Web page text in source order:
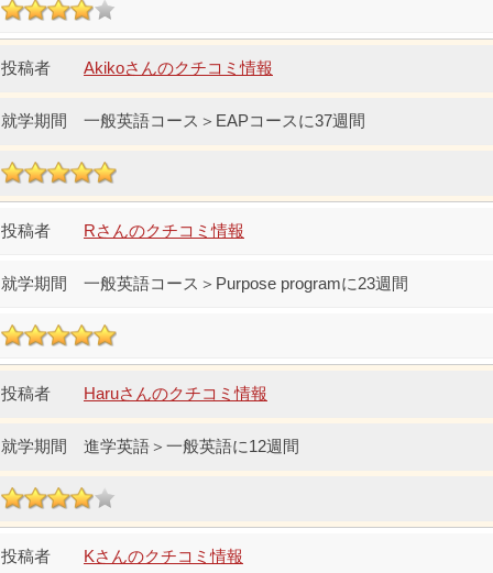
Akikoさんのクチコミ情報
一般英語コース＞EAPコースに37週間
Rさんのクチコミ情報
一般英語コース＞Purpose programに23週間
Haruさんのクチコミ情報
進学英語＞一般英語に12週間
Kさんのクチコミ情報